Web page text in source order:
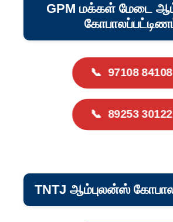
GPM மக்கள் மேடை
📞 97108 84108
📞 89253 30122
TNTJ ஆம்புலன்ஸ்